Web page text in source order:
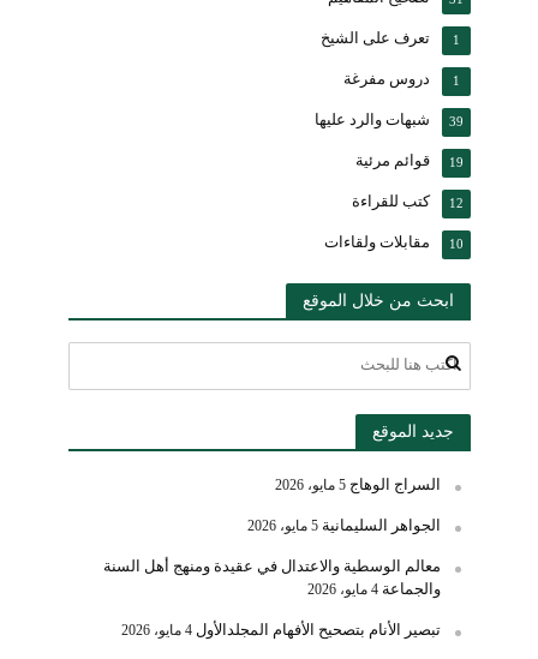
تعرف على الشيخ 1
دروس مفرغة 1
شبهات والرد عليها 39
قوائم مرئية 19
كتب للقراءة 12
مقابلات ولقاءات 10
ابحث من خلال الموقع
جديد الموقع
السراج الوهاج 5 مايو، 2026
الجواهر السليمانية 5 مايو، 2026
معالم الوسطية والاعتدال في عقيدة ومنهج أهل السنة
والجماعة 4 مايو، 2026
تبصير الأنام بتصحيح الأفهام المجلدالأول 4 مايو، 2026